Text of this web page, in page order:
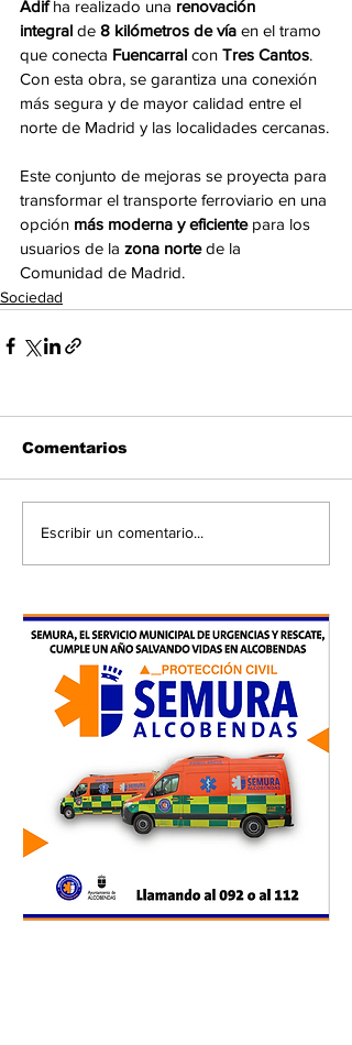
Adif ha realizado una renovación
integral de 8 kilómetros de vía en el tramo
que conecta Fuencarral con Tres Cantos.
Con esta obra, se garantiza una conexión
más segura y de mayor calidad entre el
norte de Madrid y las localidades cercanas.
Este conjunto de mejoras se proyecta para
transformar el transporte ferroviario en una
opción más moderna y eficiente para los
usuarios de la zona norte de la
Comunidad de Madrid.
Sociedad
Comentarios
Escribir un comentario...